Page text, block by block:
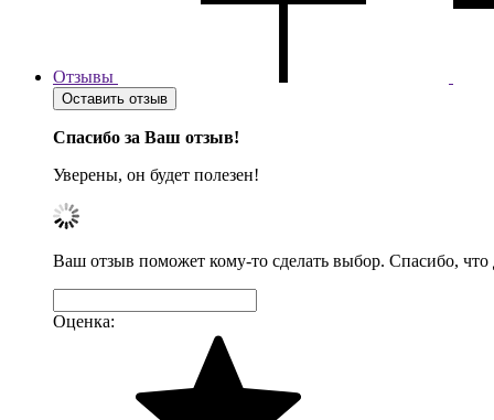
Отзывы
Оставить отзыв
Спасибо за Ваш отзыв!
Уверены, он будет полезен!
Ваш отзыв поможет кому-то сделать выбор. Спасибо, что
Оценка: